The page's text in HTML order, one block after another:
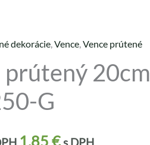
dekorácie,Vence,Vence prútené
prútený 20cm
G
1,85 €